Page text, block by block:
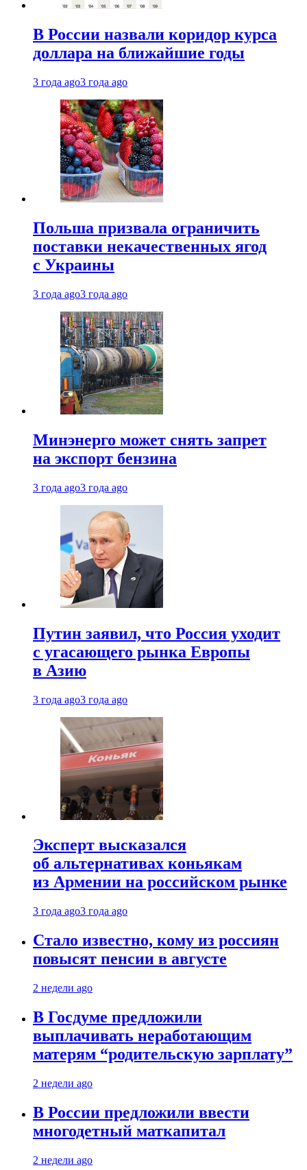
В России назвали коридор курса
доллара на ближайшие годы
3 года ago3 года ago
Польша призвала ограничить
поставки некачественных ягод
с Украины
3 года ago3 года ago
Минэнерго может снять запрет
на экспорт бензина
3 года ago3 года ago
Путин заявил, что Россия уходит
с угасающего рынка Европы
в Азию
3 года ago3 года ago
Эксперт высказался
об альтернативах коньякам
из Армении на российском рынке
3 года ago3 года ago
Стало известно, кому из россиян
повысят пенсии в августе
2 недели ago
В Госдуме предложили
выплачивать неработающим
матерям “родительскую зарплату”
2 недели ago
В России предложили ввести
многодетный маткапитал
2 недели ago